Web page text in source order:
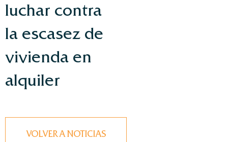
luchar contra
la escasez de
vivienda en
alquiler
VOLVER A NOTICIAS